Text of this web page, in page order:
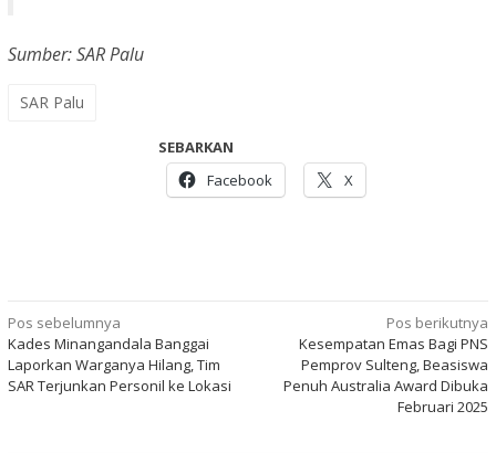
Sumber: SAR Palu
SAR Palu
SEBARKAN
Facebook
X
Navigasi
pos
Pos sebelumnya
Kades Minangandala Banggai
Laporkan Warganya Hilang, Tim
SAR Terjunkan Personil ke Lokasi
Pos berikutnya
Kesempatan Emas Bagi PNS
Pemprov Sulteng, Beasiswa
Penuh Australia Award Dibuka
Februari 2025